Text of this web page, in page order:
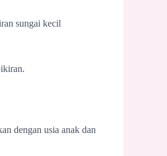
sungai kecil
dengan usia anak dan